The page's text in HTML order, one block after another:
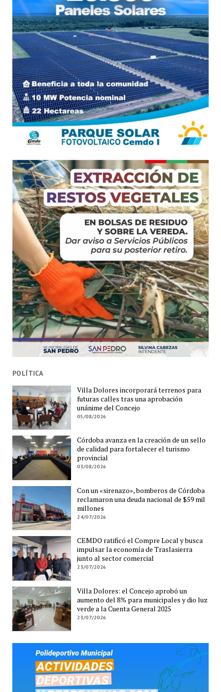
POLÍTICA
Villa Dolores incorporará terrenos para
futuras calles tras una aprobación
unánime del Concejo
05/08/2026
Córdoba avanza en la creación de un sello
de calidad para fortalecer el turismo
provincial
03/08/2026
Con un «sirenazo», bomberos de Córdoba
reclamaron una deuda nacional de $59 mil
millones
24/07/2026
CEMDO ratificó el Compre Local y busca
impulsar la economía de Traslasierra
junto al sector comercial
23/07/2026
Villa Dolores: el Concejo aprobó un
aumento del 8% para municipales y dio luz
verde a la Cuenta General 2025
23/07/2026